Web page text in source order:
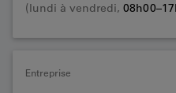
(lundi à vendredi,
Entreprise